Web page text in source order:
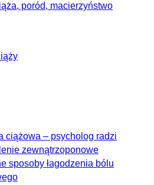
poród, macierzyństwo
ciążowa – psycholog radzi
zewnątrzoponowe
sposoby łagodzenia bólu